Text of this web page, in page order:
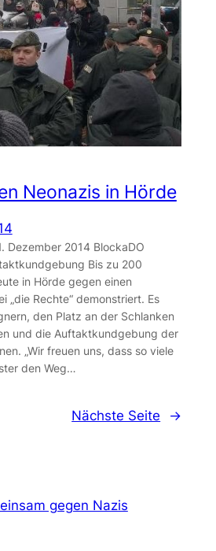
Neonazis in Hörde
Dezember 2014 BlockaDO
Bis zu 200
in Hörde gegen einen
„die Rechte“ demonstriert. Es
den Platz an der Schlanken
und die Auftaktkundgebung der
„Wir freuen uns, dass so viele
den Weg…
Nächste Seite →
gegen Nazis